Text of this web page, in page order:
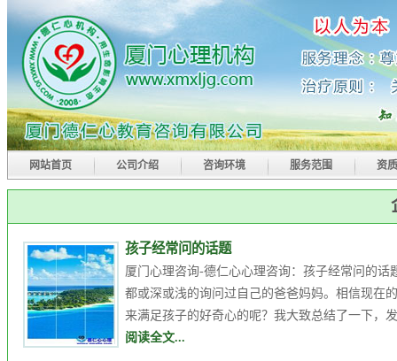
网站首页 公司介绍 咨询环境 服务范围 资
孩子经常问的话题
厦门心理咨询-德仁心心理咨询：孩子经常问的话
都或深或浅的询问过自己的爸爸妈妈。相信现在
来满足孩子的好奇心的呢？我大致总结了一下，
阅读全文...